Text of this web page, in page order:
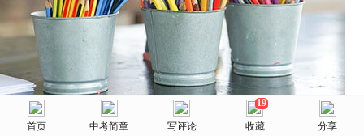
首页
美术网
选择省份 院校库 消息 我的
广州美术学院关于公布2026年普通本科招生校考专业
首页 中考简章 写评论
19
收藏 分享